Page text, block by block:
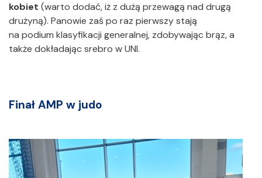
kobiet (warto dodać, iż z dużą przewagą nad drugą
drużyną). Panowie zaś po raz pierwszy stają
na podium klasyfikacji generalnej, zdobywając brąz, a
także dokładając srebro w UNI.
Finał AMP w judo